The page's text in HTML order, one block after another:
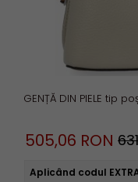
GENȚĂ DIN PIELE tip
505,06 RON
Aplicând codul